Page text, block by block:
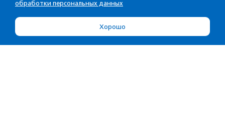
обработки персональных данных
Хорошо